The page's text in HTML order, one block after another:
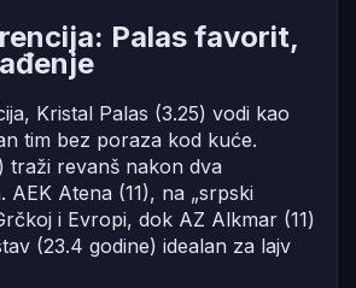
Palas favorit,
Kristal Palas (3.25) vodi kao
tim bez poraza kod kuće.
traži revanš nakon dva
AEK Atena (11), na „srpski
i Evropi, dok AZ Alkmar (11)
(23.4 godine) idealan za lajv